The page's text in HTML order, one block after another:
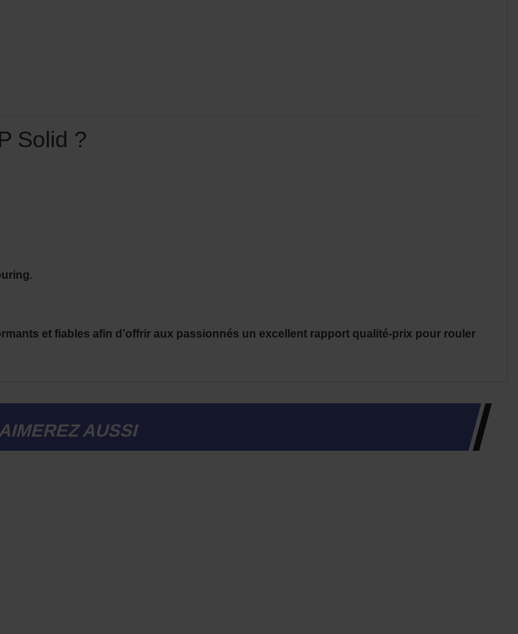
Solid ?
.
et fiables afin d’offrir aux passionnés un excellent rapport qualité-prix pour rouler
AUSSI